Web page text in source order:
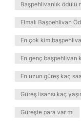
Başpehlivanlık ödülü
Elmalı Başpehlivan
En çok kim
En genç başpehlivan
En uzun güreş kaç
Güreş lisansı kaç
Güreşte para var mı